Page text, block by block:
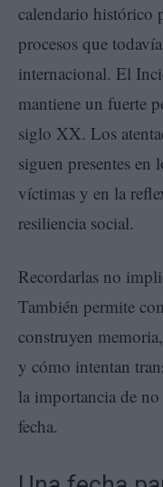
calendario histórico
procesos que
internacional. El
mantiene un fuerte
siglo XX. Los
siguen presentes en
víctimas y en la
resiliencia social.
Recordarlas no
También permite
construyen
y cómo intentan
la importancia de
fecha.